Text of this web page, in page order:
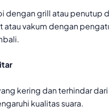
dengan grill atau penutup
atau vakum dengan
kering dan terhindar
kualitas suara.